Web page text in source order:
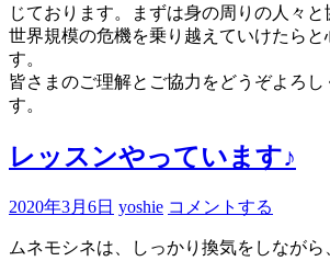
じております。まずは身の周りの人々
世界規模の危機を乗り越えていけたらと
す。
皆さまのご理解とご協力をどうぞよろし
す。
レッスンやっています♪
2020年3月6日 yoshie コメントする
ムネモシネは、しっかり換気をしなが